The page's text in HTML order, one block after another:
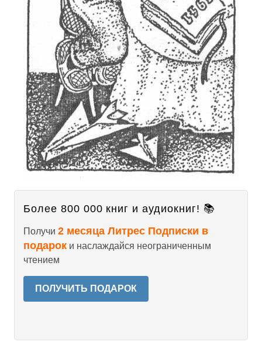
Более 800 000 книг и аудиокниг! 📚
Получи 2 месяца Литрес Подписки в
подарок и наслаждайся неограниченным
чтением
ПОЛУЧИТЬ ПОДАРОК